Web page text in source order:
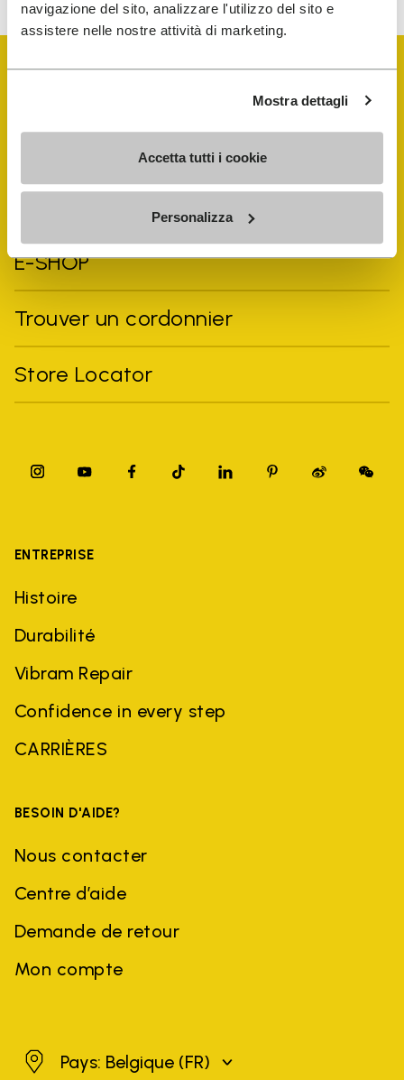
navigazione del sito, analizzare l'utilizzo del sito e
assistere nelle nostre attività di marketing.
Mostra dettagli
Accetta tutti i cookie
Personalizza
Vibram Events
FiveFingers Guide
E-SHOP
Trouver un cordonnier
Store Locator
ENTREPRISE
Histoire
Durabilité
Vibram Repair
Confidence in every step
CARRIÈRES
BESOIN D'AIDE?
Nous contacter
Centre d’aide
Demande de retour
Mon compte
BelgiquePays: Belgique (FR)